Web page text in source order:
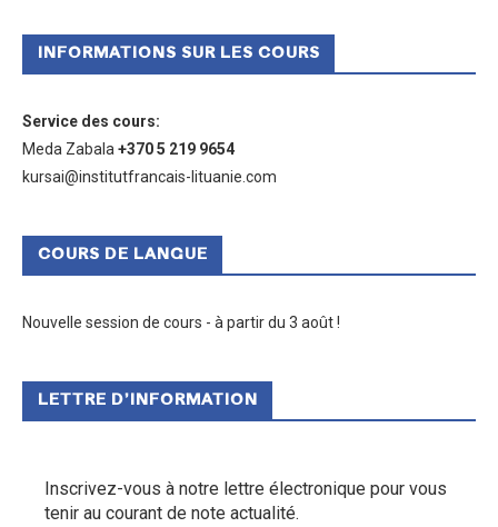
INFORMATIONS SUR LES COURS
Service des cours:
Meda Zabala +370 5 219 9654
kursai@institutfrancais-lituanie.com
COURS DE LANGUE
Nouvelle session de cours - à partir du 3 août !
LETTRE D’INFORMATION
Inscrivez-vous à notre lettre électronique pour vous
tenir au courant de note actualité.